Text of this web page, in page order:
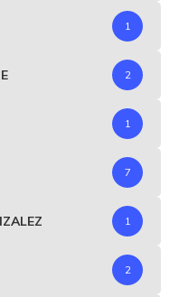
1
2
1
7
1
2